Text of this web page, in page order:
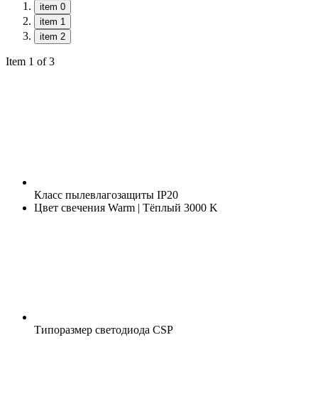
item 0
item 1
item 2
Item 1 of 3
Класс пылевлагозащиты IP20
Цвет свечения Warm | Тёплый 3000 K
Типоразмер светодиода CSP